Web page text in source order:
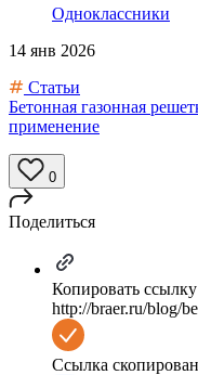
Одноклассники
14 янв 2026
Статьи
Бетонная газонная
применение
0
Поделиться
Копировать ссылку
http://braer.ru/blog/
Ссылка